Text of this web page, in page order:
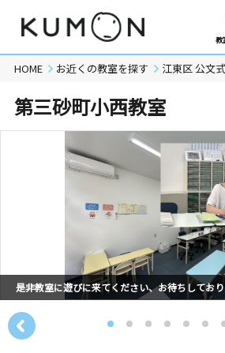
教
HOME お近くの教室を探す 江東区 公文
第三砂町小西教室
是非教室に遊びに来てください、お待ちしており